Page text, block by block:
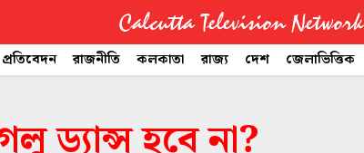
Calcutta Television Network
রাজনীতি কলকাতা রাজ্য দেশ জেলাভিত্তিক
ড্যান্স হবে না?